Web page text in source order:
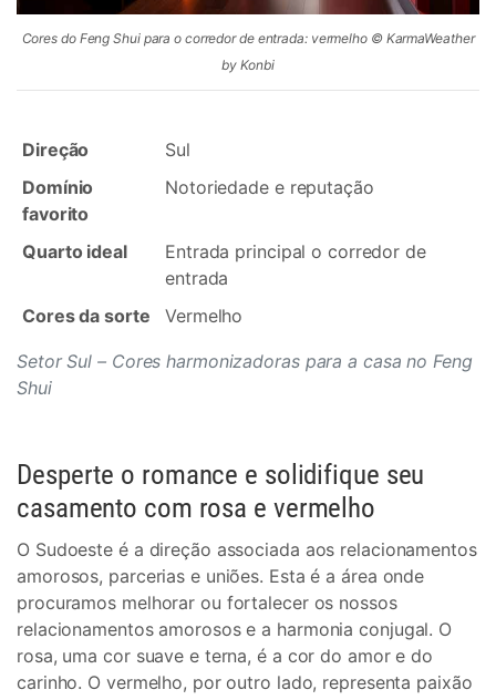
Cores do Feng Shui para o corredor de entrada: vermelho © KarmaWeather
by Konbi
Setor Sul – Cores harmonizadoras para a casa no Feng
Shui
Direção
Sul
Domínio
favorito
Notoriedade e reputação
Quarto ideal
Entrada principal o corredor de
entrada
Cores da sorte
Vermelho
Desperte o romance e solidifique seu
casamento com rosa e vermelho
O Sudoeste é a direção associada aos relacionamentos
amorosos, parcerias e uniões. Esta é a área onde
procuramos melhorar ou fortalecer os nossos
relacionamentos amorosos e a harmonia conjugal. O
rosa, uma cor suave e terna, é a cor do amor e do
carinho. O vermelho, por outro lado, representa paixão